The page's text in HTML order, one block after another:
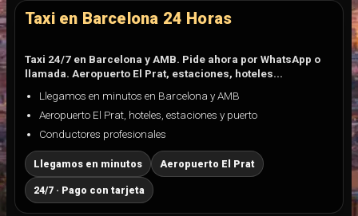
Taxi en Barcelona 24 Horas
Taxi 24/7 en Barcelona y AMB. Pide ahora por WhatsApp o
llamada. Aeropuerto El Prat, estaciones, hoteles...
Llegamos en minutos en Barcelona y AMB
Aeropuerto El Prat, hoteles, estaciones y puerto
Conductores profesionales
Llegamos en minutos Aeropuerto El Prat
24/7 · Pago con tarjeta